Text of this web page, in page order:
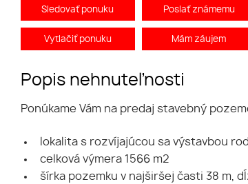
Sledovať ponuku Poslať známemu
Vytlačiť ponuku Mám záujem
Popis nehnuteľnosti
Ponúkame Vám na predaj stavebný
lokalita s rozvíjajúcou sa výstavbou
celková výmera 1566 m2
šírka pozemku v najširšej časti 38 m,